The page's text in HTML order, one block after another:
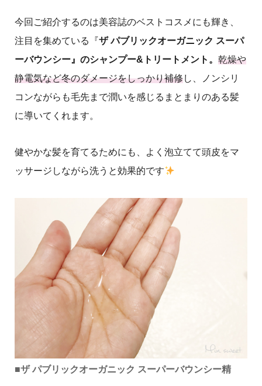
今回ご紹介するのは美容誌のベストコスメにも輝き、
注目を集めている『ザ パブリックオーガニック スーパ
ーバウンシー』のシャンプー& トリートメント。 乾燥や
静電気など冬のダメージをしっかり補修し、ノンシリ
コンながらも毛先まで潤いを感じるまとまりのある髪
に導いてくれます。
健やかな髪を育てるためにも、よく泡立てて頭皮をマ
ッサージしながら洗うと効果的です
■ザ パブリックオーガニック スーパーバウンシー精